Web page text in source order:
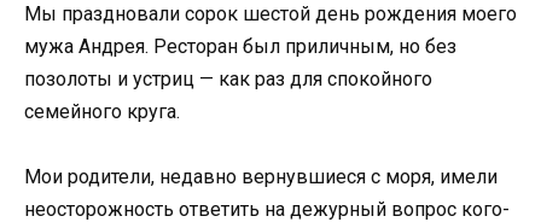
Мы праздновали сорок шестой день рождения моего
мужа Андрея. Ресторан был приличным, но без
позолоты и устриц — как раз для спокойного
семейного круга.
Мои родители, недавно вернувшиеся с моря, имели
неосторожность ответить на дежурный вопрос кого-